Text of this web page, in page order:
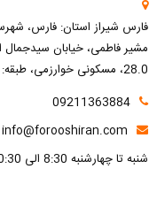
فارس شیراز استان: فارس،
28.0، مسکونی خوارزمی، طبقه: 3، واحد: 302،
09211363884
info@forooshiran.com
شنبه تا چهارشنبه 8:30 الی 20:30 پنجشنبه 8:30 الی 12:30